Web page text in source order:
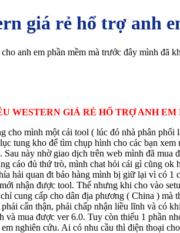
giá rẻ hổ trợ anh
anh em phần mềm mà trước đây mình đã
WESTERN GIÁ RẺ HỔ TRỢ ANH
cho mình một cái tool ( lúc đó nhà phân
kho để tìm chụp hình cho các bạn xem
này nhờ giao dịch trên web mình đã mua
cáo đủ thứ trò, mình chat hỏi cái gì cũng
hải quan đt báo hàng mình bị giữ lại vì có
nhận được tool. Thế nhưng khi cho vào
cung cấp cho dân địa phương ( China )
cẩn thận, phải chấp nhận liều lĩnh và có
mua được ver 6.0. Tuy còn thiếu 1 phần
nghiên cứu. Ai có nhu cầu thì điện thoại